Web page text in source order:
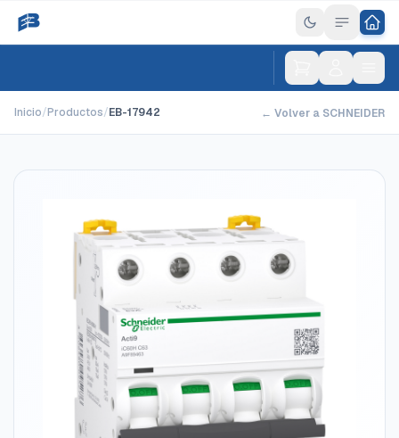
Inicio/Productos/EB-17942 ← Volver a SCHNEIDER